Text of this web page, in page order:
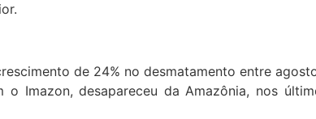
de 24% no desmatamento entre
desapareceu da Amazônia, nos